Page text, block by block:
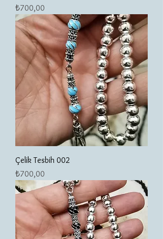
Fiyat
₺700,00
Çelik Tesbih 002
Fiyat
₺700,00